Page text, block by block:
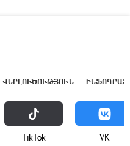
ՎԵՐԼՈՒԾՈՒԹՅՈՒՆ
ТikТоk VK